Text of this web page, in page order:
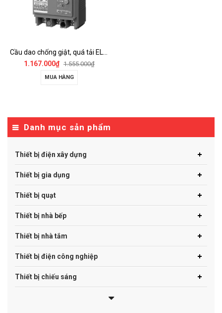
1.167.000₫ 1.555.000₫
MUA HÀNG
Danh mục sản phẩm
Thiết bị điện xây dựng
Thiết bị gia dụng
Thiết bị quạt
Thiết bị nhà bếp
Thiết bị nhà tắm
Thiết bị điện công nghiệp
Thiết bị chiếu sáng